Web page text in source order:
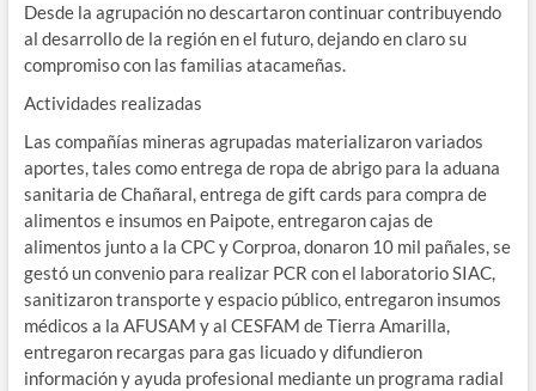
Desde la agrupación no descartaron continuar contribuyendo
al desarrollo de la región en el futuro, dejando en claro su
compromiso con las familias atacameñas.
Actividades realizadas
Las compañías mineras agrupadas materializaron variados
aportes, tales como entrega de ropa de abrigo para la aduana
sanitaria de Chañaral, entrega de gift cards para compra de
alimentos e insumos en Paipote, entregaron cajas de
alimentos junto a la CPC y Corproa, donaron 10 mil pañales, se
gestó un convenio para realizar PCR con el laboratorio SIAC,
sanitizaron transporte y espacio público, entregaron insumos
médicos a la AFUSAM y al CESFAM de Tierra Amarilla,
entregaron recargas para gas licuado y difundieron
información y ayuda profesional mediante un programa radial